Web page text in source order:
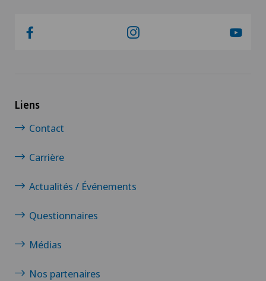
Liens
Contact
Carrière
Actualités / Événements
Questionnaires
Médias
Nos partenaires